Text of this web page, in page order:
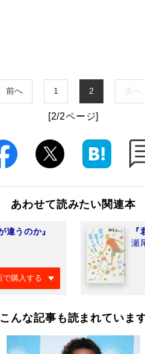
前へ 1 2 次へ
[2/2ページ]
あわせて読みたい関連本
違うのか』
で購入する
瀬
こんな記事も読まれていま